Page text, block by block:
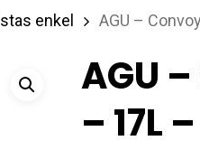
enkel AGU –
AGU
– 17L